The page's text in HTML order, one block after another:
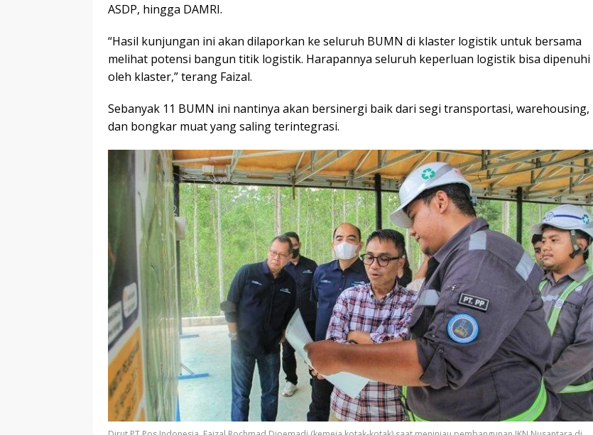
ASDP, hingga DAMRI.
“Hasil kunjungan ini akan dilaporkan ke seluruh BUMN di klaster logistik untuk bersama
melihat potensi bangun titik logistik. Harapannya seluruh keperluan logistik bisa dipenuhi
oleh klaster,” terang Faizal.
Sebanyak 11 BUMN ini nantinya akan bersinergi baik dari segi transportasi, warehousing,
dan bongkar muat yang saling terintegrasi.